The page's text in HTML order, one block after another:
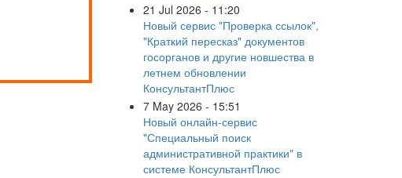
21 Jul 2026 - 11:20
Новый сервис "Проверка ссылок",
"Краткий пересказ" документов
госорганов и другие новшества в
летнем обновлении
КонсультантПлюс
7 May 2026 - 15:51
Новый онлайн-сервис
"Специальный поиск
административной практики" в
системе КонсультантПлюс